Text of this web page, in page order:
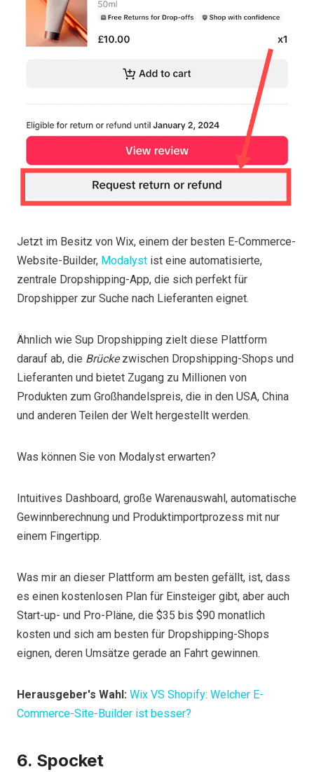
Jetzt im Besitz von Wix, einem der besten E-Commerce-
Website-Builder, Modalyst ist eine automatisierte,
zentrale Dropshipping-App, die sich perfekt für
Dropshipper zur Suche nach Lieferanten eignet.
Ähnlich wie Sup Dropshipping zielt diese Plattform
darauf ab, die Brückezwischen Dropshipping-Shops und
Lieferanten und bietet Zugang zu Millionen von
Produkten zum Großhandelspreis, die in den USA, China
und anderen Teilen der Welt hergestellt werden.
Was können Sie von Modalyst erwarten?
Intuitives Dashboard, große Warenauswahl, automatische
Gewinnberechnung und Produktimportprozess mit nur
einem Fingertipp.
Was mir an dieser Plattform am besten gefällt, ist, dass
es einen kostenlosen Plan für Einsteiger gibt, aber auch
Start-up- und Pro-Pläne, die $35 bis $90 monatlich
kosten und sich am besten für Dropshipping-Shops
eignen, deren Umsätze gerade an Fahrt gewinnen.
Herausgeber's Wahl: Wix VS Shopify: Welcher E-
Commerce-Site-Builder ist besser?
6. Spocket